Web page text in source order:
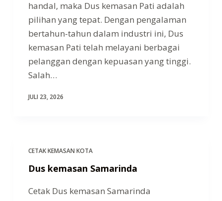
handal, maka Dus kemasan Pati adalah
pilihan yang tepat. Dengan pengalaman
bertahun-tahun dalam industri ini, Dus
kemasan Pati telah melayani berbagai
pelanggan dengan kepuasan yang tinggi.
Salah…
JULI 23, 2026
CETAK KEMASAN KOTA
Dus kemasan Samarinda
Cetak Dus kemasan Samarinda